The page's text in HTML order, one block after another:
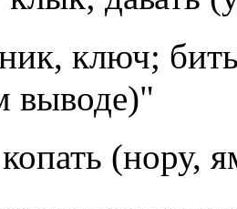
ключ;
выводе)"
(нору,